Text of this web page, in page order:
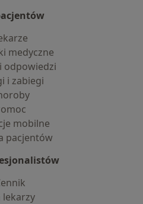
medyczne
odpowiedzi
i zabiegi
mobilne
pacjentów
lekarzy